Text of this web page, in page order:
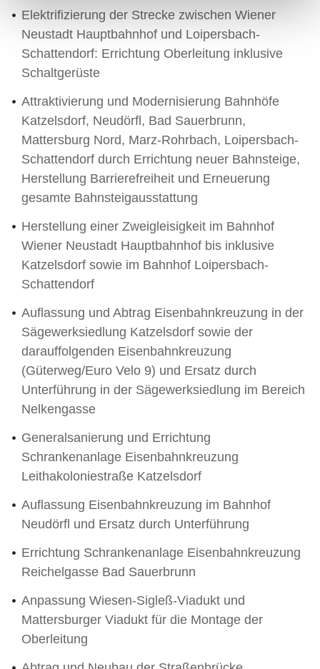
Elektrifizierung der Strecke zwischen Wiener
Neustadt Hauptbahnhof und Loipersbach-
Schattendorf: Errichtung Oberleitung inklusive
Schaltgerüste
Attraktivierung und Modernisierung Bahnhöfe
Katzelsdorf, Neudörfl, Bad Sauerbrunn,
Mattersburg Nord, Marz-Rohrbach, Loipersbach-
Schattendorf durch Errichtung neuer Bahnsteige,
Herstellung Barrierefreiheit und Erneuerung
gesamte Bahnsteigausstattung
Herstellung einer Zweigleisigkeit im Bahnhof
Wiener Neustadt Hauptbahnhof bis inklusive
Katzelsdorf sowie im Bahnhof Loipersbach-
Schattendorf
Auflassung und Abtrag Eisenbahnkreuzung in der
Sägewerksiedlung Katzelsdorf sowie der
darauffolgenden Eisenbahnkreuzung
(Güterweg/Euro Velo 9) und Ersatz durch
Unterführung in der Sägewerksiedlung im Bereich
Nelkengasse
Generalsanierung und Errichtung
Schrankenanlage Eisenbahnkreuzung
Leithakoloniestraße Katzelsdorf
Auflassung Eisenbahnkreuzung im Bahnhof
Neudörfl und Ersatz durch Unterführung
Errichtung Schrankenanlage Eisenbahnkreuzung
Reichelgasse Bad Sauerbrunn
Anpassung Wiesen-Sigleß-Viadukt und
Mattersburger Viadukt für die Montage der
Oberleitung